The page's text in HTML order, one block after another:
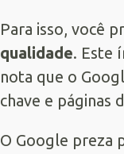
Para isso, você
qualidade. Este
nota que o
chave e páginas
O Google preza